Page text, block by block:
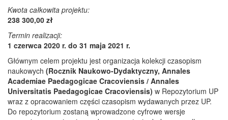
Kwota całkowita projektu:
238 300,00 zł
Termin realizacji:
1 czerwca 2020 r. do 31 maja 2021 r.
Głównym celem projektu jest organizacja kolekcji czasopism
naukowych (Rocznik Naukowo-Dydaktyczny, Annales
Academiae Paedagogicae Cracoviensis / Annales
Universitatis Paedagogicae Cracoviensis) w Repozytorium UP
wraz z opracowaniem części czasopism wydawanych przez UP.
Do repozytorium zostaną wprowadzone cyfrowe wersje